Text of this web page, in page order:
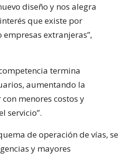
diseño y nos alegra
que existe por
extranjeras”,
termina
aumentando la
menores costos y
servicio”.
de operación de vías, se
y mayores